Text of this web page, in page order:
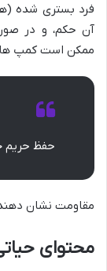
فرد بستری شده
آن حکم، و در
ممکن است کمپ ها
حفظ حریم
مقاومت نشان
محتوای